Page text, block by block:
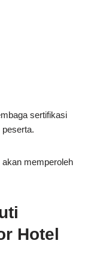
sertifikasi
memperoleh
Hotel